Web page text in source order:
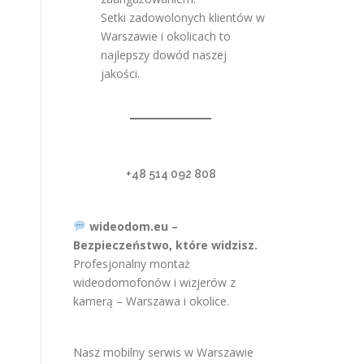
Setki zadowolonych klientów w
Warszawie i okolicach to
najlepszy dowód naszej
jakości.
+48 514 092 808
wideodom.eu –
Bezpieczeństwo, które widzisz.
Profesjonalny montaż
wideodomofonów i wizjerów z
kamerą – Warszawa i okolice.
Nasz mobilny serwis w Warszawie